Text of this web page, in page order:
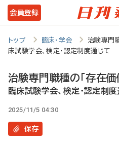
メ
イ
コ
テ
ツ
に
会員登録
トップ 臨床・学会
治験専門
床試験学会、検定・認定制度通じて
治験専門職種の「存在価
臨床試験学会、検定・認定制
2025/11/5 04:30
保存